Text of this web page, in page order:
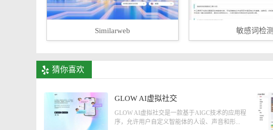
Similarweb 敏感词检测
猜你喜欢
GLOW AI虚拟社交
GLOW AI虚拟社交是一款基于AIGC技术的应用程
序，允许用户自定义智能体的人设、声音和形...